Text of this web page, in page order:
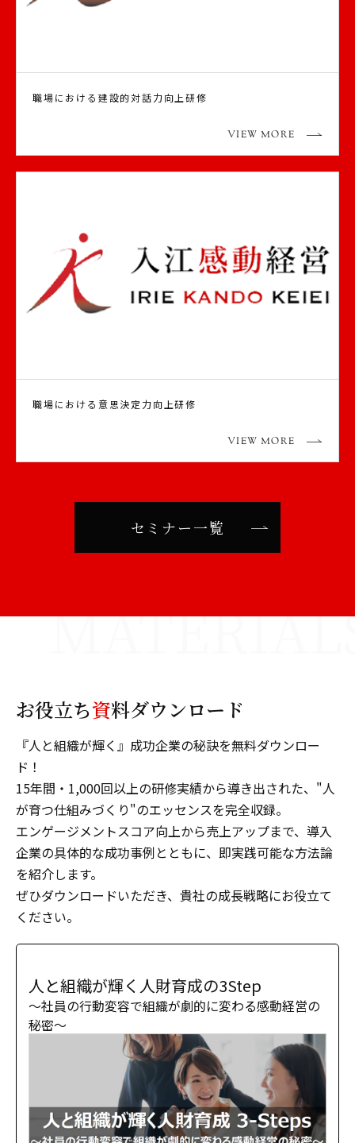
職場における建設的対話力向上研修
VIEW MORE
職場における意思決定力向上研修
VIEW MORE
セミナー一覧
お役立ち資料ダウンロード
『人と組織が輝く』成功企業の秘訣を無料ダウンロー
ド！
15年間・1,000回以上の研修実績から導き出された、"人
が育つ仕組みづくり"のエッセンスを完全収録。
エンゲージメントスコア向上から売上アップまで、導入
企業の具体的な成功事例とともに、即実践可能な方法論
を紹介します。
ぜひダウンロードいただき、貴社の成長戦略にお役立て
ください。
人と組織が輝く人財育成の3Step
〜社員の行動変容で組織が劇的に変わる感動経営の
秘密〜